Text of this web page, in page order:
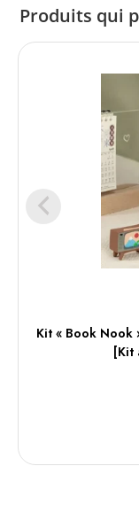
Produits qui
Kit « Book Nook
[Kit